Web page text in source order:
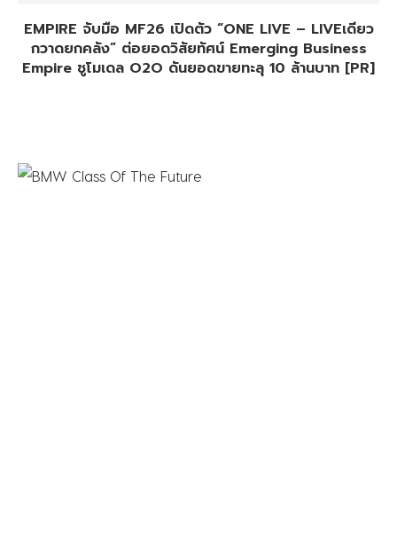
EMPIRE จับมือ MF26 เปิดตัว “ONE LIVE – LIVEเดียว
กวาดยกคลัง” ต่อยอดวิสัยทัศน์ Emerging Business
Empire ชูโมเดล O2O ดันยอดขายทะลุ 10 ล้านบาท [PR]